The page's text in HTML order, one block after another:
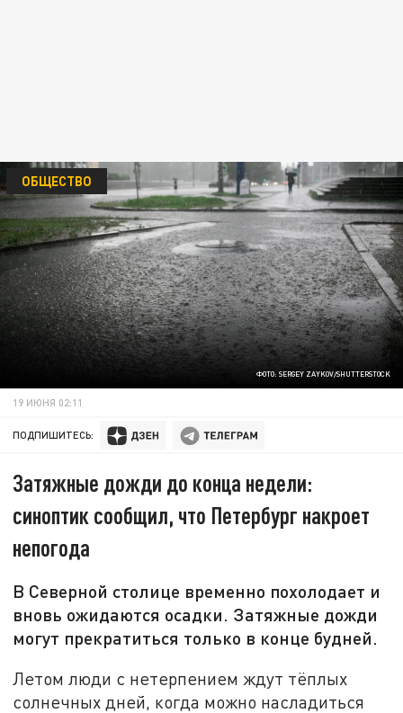
ФОТО: SERGEY ZAYKOV/SHUTTERSTOCK
ОБЩЕСТВО
19 ИЮНЯ 02:11
ПОДПИШИТЕСЬ:
Затяжные дожди до конца недели:
синоптик сообщил, что Петербург накроет
непогода
В Северной столице временно похолодает и
вновь ожидаются осадки. Затяжные дожди
могут прекратиться только в конце будней.
Летом люди с нетерпением ждут тёплых
солнечных дней, когда можно насладиться